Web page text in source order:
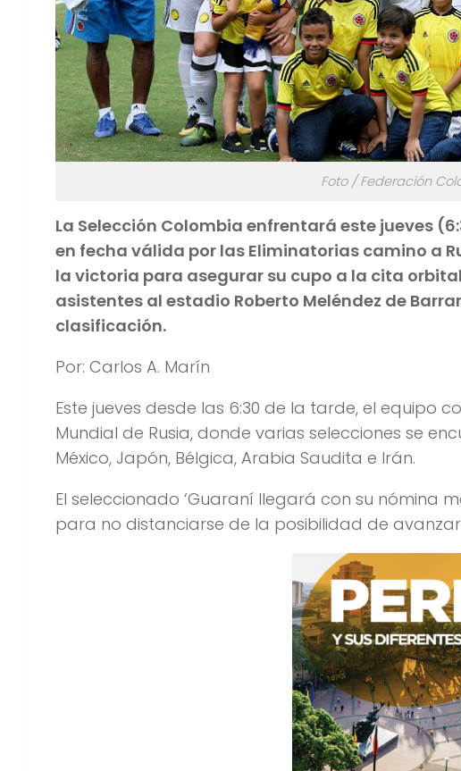
Foto / Federación
La Selección Colombia enfrentará este jueves
en fecha válida por las Eliminatorias camino a
la victoria para asegurar su cupo a la cita
asistentes al estadio Roberto Meléndez de
clasificación.
Por: Carlos A. Marín
Este jueves desde las 6:30 de la tarde, el equipo
Mundial de Rusia, donde varias selecciones se
México, Japón, Bélgica, Arabia Saudita e Irán.
El seleccionado ‘Guaraní llegará con su nómina
para no distanciarse de la posibilidad de